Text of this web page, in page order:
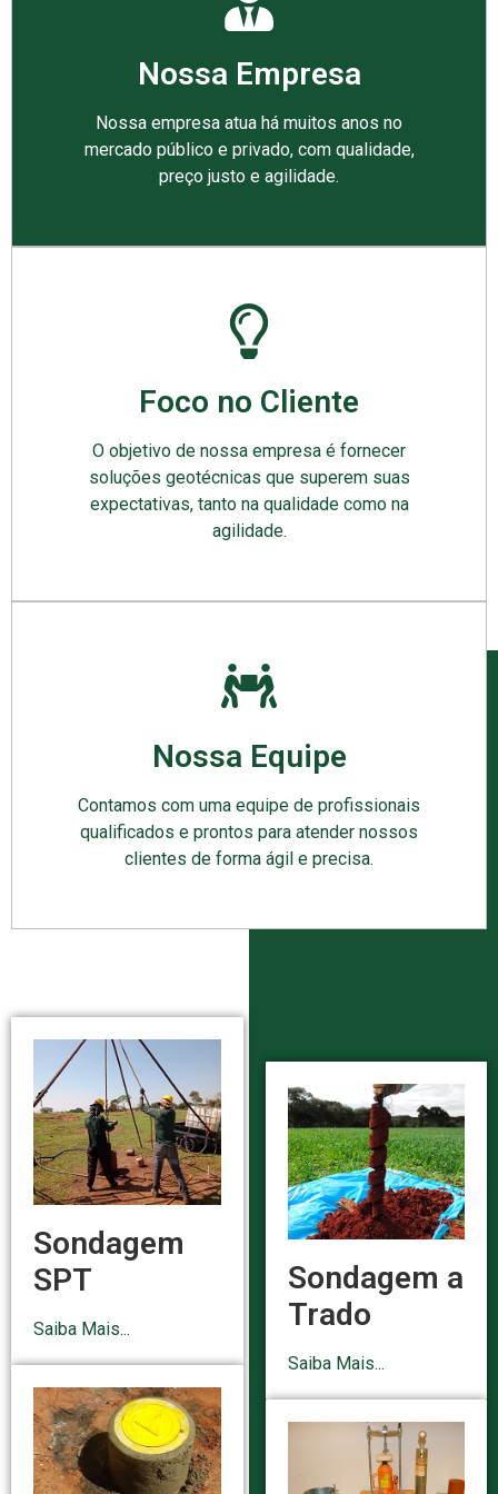
Nossa Empresa
Nossa empresa atua há muitos anos no
mercado público e privado, com qualidade,
preço justo e agilidade.
Foco no Cliente
O objetivo de nossa empresa é fornecer
soluções geotécnicas que superem suas
expectativas, tanto na qualidade como na
agilidade.
Nossa Equipe
Contamos com uma equipe de profissionais
qualificados e prontos para atender nossos
clientes de forma ágil e precisa.
Sondagem
SPT
Saiba Mais...
Sondagem a
Trado
Saiba Mais...